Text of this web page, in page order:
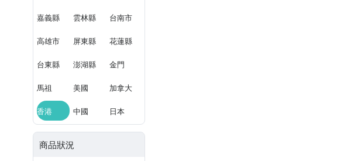
嘉義縣 雲林縣 台南市
高雄市 屏東縣 花蓮縣
台東縣 澎湖縣 金門
馬祖 美國 加拿大
香港 中國 日本
商品狀況